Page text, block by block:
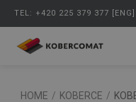
TEL: +420 225 379 377 [ENG]
HOME / KOBERCE /